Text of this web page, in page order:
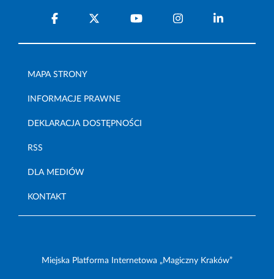
MAPA STRONY
INFORMACJE PRAWNE
DEKLARACJA DOSTĘPNOŚCI
RSS
DLA MEDIÓW
KONTAKT
Miejska Platforma Internetowa „Magiczny Kraków”